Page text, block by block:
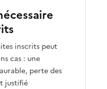
inscrits peut
cas : une
perte des
justifié